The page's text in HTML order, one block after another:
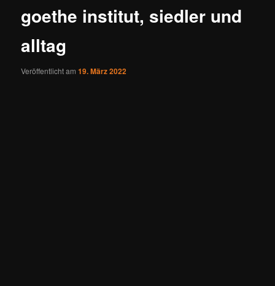
goethe institut, siedler und
alltag
Veröffentlicht am19. März 2022